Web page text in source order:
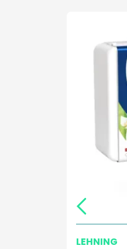
LEHNING